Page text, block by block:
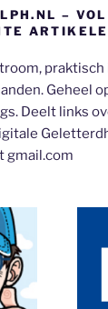
–
Geheel
Deelt links
gmail.com